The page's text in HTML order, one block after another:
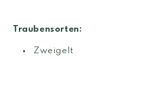
Traubensorten:
Zweigelt